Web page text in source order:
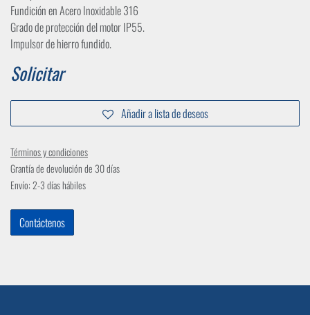
Fundición en Acero Inoxidable 316
Grado de protección del motor IP55.
Impulsor de hierro fundido.
Solicitar
Añadir a lista de deseos
Términos y condiciones
Grantía de devolución de 30 días
Envío: 2-3 días hábiles
Contáctenos